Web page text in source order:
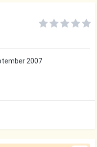
2007